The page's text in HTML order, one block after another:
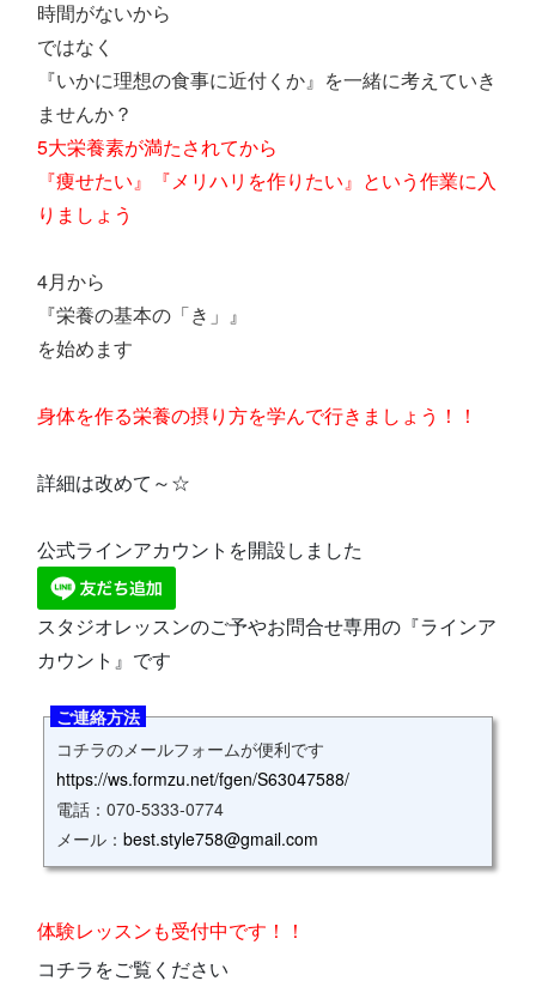
時間がないから
ではなく
『いかに理想の食事に近付くか』を一緒に考えていき
ませんか？
5大栄養素が満たされてから
『痩せたい』『メリハリを作りたい』という作業に入
りましょう
4月から
『栄養の基本の「き」』
を始めます
身体を作る栄養の摂り方を学んで行きましょう！！
詳細は改めて～☆
公式ラインアカウントを開設しました
スタジオレッスンのご予やお問合せ専用の『ラインア
カウント』です
ご連絡方法
コチラのメールフォームが便利です
https://ws.formzu.net/fgen/S63047588/
電話：070‐5333‐0774
メール： best.style758@gmail.com
体験レッスンも受付中です！！
コチラをご覧ください